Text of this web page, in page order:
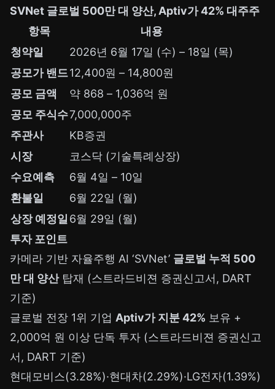
SVNet 글로벌 500만 대 양산, Aptiv가 42% 대주주
항목
내용
청약일
2026년 6월 17일 (수) – 18일 (목)
공모가 밴드12,400원 – 14,800원
공모 금액
약 868 – 1,036억 원
공모 주식수7,000,000주
주관사
KB증권
시장
코스닥 (기술특례상장)
수요예측
6월 4일 – 10일
환불일
6월 22일 (월)
상장 예정일 6월 29일 (월)
투자 포인트
카메라 기반 자율주행 AI ‘SVNet’ 글로벌 누적 500
만 대 양산탑재 (스트라드비젼 증권신고서, DART
기준)
글로벌 전장 1위 기업 Aptiv가 지분 42% 보유 +
2,000억 원 이상 단독 투자 (스트라드비젼 증권신고
서, DART 기준)
현대모비스(3.28%)·현대차(2.29%)·LG전자(1.39%)